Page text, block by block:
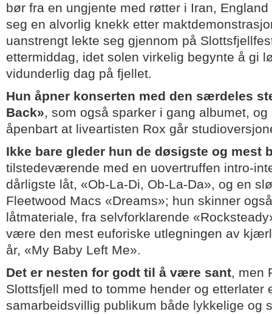
bør fra en ungjente med røtter i Iran,
seg en alvorlig knekk etter
uanstrengt lekte seg gjennom på
ettermiddag, idet solen virkelig begynte å gi
vidunderlig dag på fjellet.
Hun åpner konserten med den særdeles
Back», som også sparker i gang albumet,
åpenbart at liveartisten Rox går
Ikke bare gleder hun de døsigste og mest
tilstedeværende med en uovertruffen intro-
dårligste låt, «Ob-La-Di, Ob-La-Da», og en
Fleetwood Macs «Dreams»; hun skinner
låtmateriale, fra selvforklarende
være den mest euforiske utlegningen av
år, «My Baby Left Me».
Det er nesten for godt til å være sant, men
Slottsfjell med to tomme hender og etterlater
samarbeidsvillig publikum både lykkelige og